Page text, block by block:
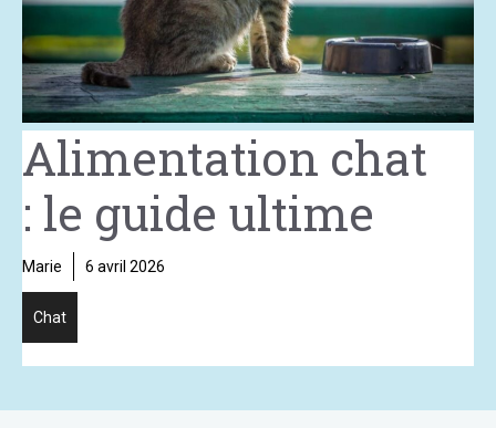
Alimentation chat
: le guide ultime
Marie 6 avril 2026
Chat